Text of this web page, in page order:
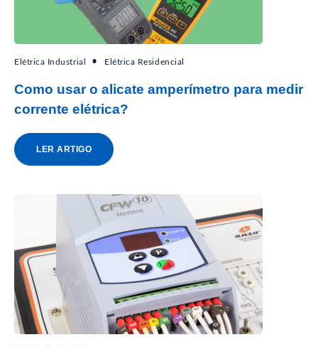
Elétrica Industrial Elétrica Residencial
Como usar o alicate amperímetro para medir
corrente elétrica?
LER ARTIGO